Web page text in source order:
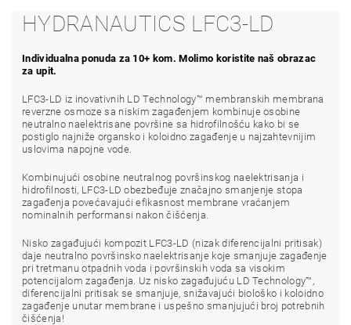
HYDRANAUTICS LFC3-LD
Individualna ponuda za 10+ kom. Molimo koristite naš obrazac
za upit.
LFC3-LD iz inovativnih LD Technology™ membranskih membrana
reverzne osmoze sa niskim zagađenjem kombinuje osobine
neutralno naelektrisane površine sa hidrofilnošću kako bi se
postiglo najniže organsko i koloidno zagađenje u najzahtevnijim
uslovima napojne vode.
Kombinujući osobine neutralnog površinskog naelektrisanja i
hidrofilnosti, LFC3-LD obezbeđuje značajno smanjenje stopa
zagađenja povećavajući efikasnost membrane vraćanjem
nominalnih performansi nakon čišćenja.
Nisko zagađujući kompozit LFC3-LD (nizak diferencijalni pritisak)
daje neutralno površinsko naelektrisanje koje smanjuje zagađenje
pri tretmanu otpadnih voda i površinskih voda sa visokim
potencijalom zagađenja. Uz nisko zagađujuću LD Technology™,
diferencijalni pritisak se smanjuje, snižavajući biološko i koloidno
zagađenje unutar membrane i uspešno smanjujući broj potrebnih
čišćenja!